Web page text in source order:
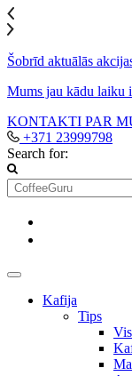
Šobrīd aktuālās
Mums jau kādu laiku
KONTAKTI PAR
+371 23999798
Search for:
Kafija
Tips